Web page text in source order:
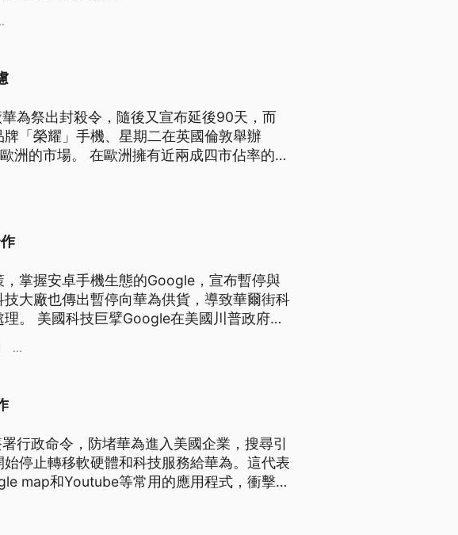
「榮耀」手機、星期二在英國倫敦舉辦
洲的市場。 在歐洲擁有近兩成四市佔率的華
優越的攝影功能，價位在299歐元到599
掌握安卓手機生態的Google，宣布暫停與
大廠也傳出暫停向華為供貨，導致華爾街科
。 美國科技巨擘Google在美國川普政府的
法更新Android作業系統。華為這兩年
...
停止轉移軟硬體和科技服務給華為。這代表
map和Youtube等常用的應用程式，衝擊華
令，禁止美國企業購買使用會對國安問題